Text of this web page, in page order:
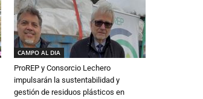
CAMPO AL DIA
ProREP y Consorcio Lechero
impulsarán la sustentabilidad y
gestión de residuos plásticos en